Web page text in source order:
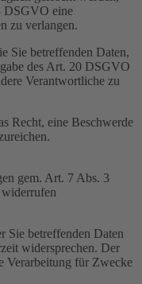
DSGVO eine
zu verlangen.
Sie betreffenden Daten,
des Art. 20 DSGVO
Verantwortliche zu
Recht, eine Beschwerde
gem. Art. 7 Abs. 3
Sie betreffenden Daten
widersprechen. Der
Verarbeitung für Zwecke